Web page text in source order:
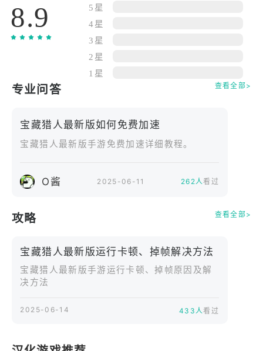
*不包含重复注册用户。
地形×机关×陷阱×遗物=策略∞（无限）。
---你追寻谁的足迹，跨越致命陷阱，揭开千年尘封之
OP动画监督：今石洋之，作曲：菅野洋子。 震撼视
效、恢弘乐章与全明星声优阵容，共同演绎波澜壮阔
跟随不同传奇猎人的视角，体验环环相扣的冒险史
诗，瞬息万变的战场局势考验你的即时决策！
“探险家”、“机关大师”、“守护者”等特色职业深度影
响战术，自由搭配独特的古代遗物技能，创造属于你
◆超豪华声优阵容倾情献声◆
/ 小野大辅 / 茅野爱衣 / 福山润 / 早见沙织 / 樱井孝
宏 等（按日文五十音顺）演绎魅力角色，伴随你的探
险之旅。
・真正的立体策略冒险！活用高低差、视野遮蔽与机
・体验拥有壮丽世界观与深度剧情的战术RPG，与伙
8.9
5星
4星
3星
2星
1星
专业问答 查看全部>
宝藏猎人最新版如何免费加速
宝藏猎人最新版手游免费加速详细教程。
O酱 2025-06-11 262人看过
攻略 查看全部>
宝藏猎人最新版运行卡顿、掉帧解决方法
宝藏猎人最新版手游运行卡顿、掉帧原因及解
决方法
2025-06-14 433人看过